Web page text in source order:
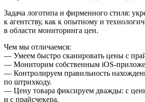
Задача логотипа и фирменного стиля:
к агентству, как к опытному и
в области мониторинга цен.
Чем мы отличаемся:
— Умеем быстро сканировать цены с
— Мониторим собственным iOS-
— Контролируем правильность
по штрихкоду.
— Цену товара фиксируем дважды: с
и с прайсчекера.